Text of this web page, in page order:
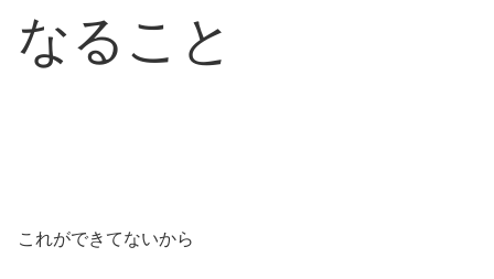
なること
これができてないから